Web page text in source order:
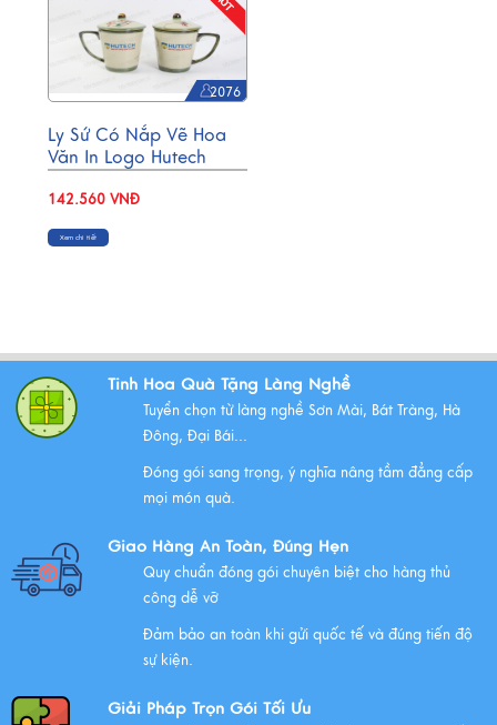
2076
Ly Sứ Có Nắp Vẽ Hoa
Văn In Logo Hutech
142.560 VNĐ
Xem chi tiết
Tinh Hoa Quà Tặng Làng Nghề
Tuyển chọn từ làng nghề Sơn Mài, Bát Tràng, Hà
Đông, Đại Bái...
Đóng gói sang trọng, ý nghĩa nâng tầm đẳng cấp
mọi món quà.
Giao Hàng An Toàn, Đúng Hẹn
Quy chuẩn đóng gói chuyên biệt cho hàng thủ
công dễ vỡ
Đảm bảo an toàn khi gửi quốc tế và đúng tiến độ
sự kiện.
Giải Pháp Trọn Gói Tối Ưu